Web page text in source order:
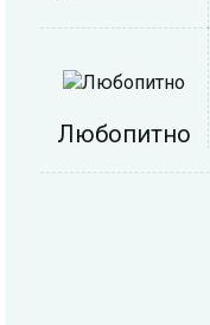
Любопитно